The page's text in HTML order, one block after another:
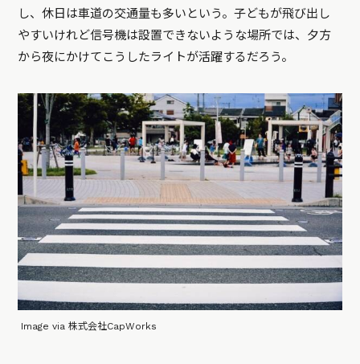
し、休日は車道の交通量も多いという。子どもが飛び出し
やすいけれど信号機は設置できないような場所では、夕方
から夜にかけてこうしたライトが活躍するだろう。
Image via 株式会社CapWorks